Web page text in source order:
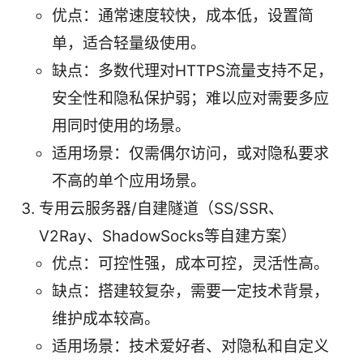
优点：通常速度较快，成本低，设置简
单，适合轻量级使用。
缺点：多数代理对HTTPS流量支持不足，
安全性和隐私保护弱；难以应对需要多应
用同时使用的场景。
适用场景：仅需偶尔访问，或对隐私要求
不高的单个应用场景。
专用云服务器/自建隧道（SS/SSR、
V2Ray、ShadowSocks等自建方案）
优点：可控性强，成本可控，灵活性高。
缺点：搭建较复杂，需要一定技术背景，
维护成本较高。
适用场景：技术爱好者、对隐私和自定义